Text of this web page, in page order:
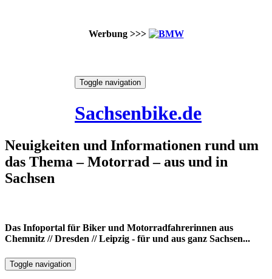
Werbung >>>
Toggle navigation
Sachsenbike.de
Neuigkeiten und Informationen rund um
das Thema – Motorrad – aus und in
Sachsen
Das Infoportal für Biker und Motorradfahrerinnen aus
Chemnitz // Dresden // Leipzig - für und aus ganz Sachsen...
Toggle navigation